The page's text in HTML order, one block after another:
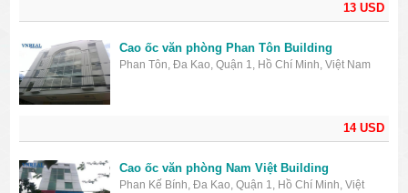
13 USD
14 USD
Cao ốc văn phòng Phan Tôn Building
Phan Tôn, Đa Kao, Quận 1, Hồ Chí Minh, Việt Nam
Cao ốc văn phòng Nam Việt Building
Phan Kế Bính, Đa Kao, Quận 1, Hồ Chí Minh, Việt